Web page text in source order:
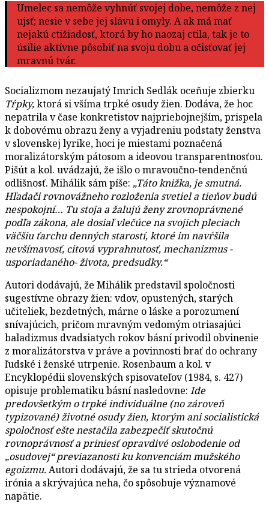
Umelec sa nemôže vyhnúť svojej dobe, nemôže z nej
ujsť; nesie v sebe jej slávu i omyly. A ak má mať
nejakú ctižiadosť, ktorá by ho naozaj ctila, tak je to
úsilie aktívne pôsobiť na svoju dobu a očisťovať jej
mravnú tvár.
Socializmom nezaujatý Imrich Sedlák oceňuje zbierku
Tŕpky,ktorá si všíma trpké osudy žien. Dodáva, že hoc
nepatrila v čase konkretistov najpriebojnejším, prispela
k dobovému obrazu ženy a vyjadreniu podstaty ženstva
v slovenskej lyrike, hoci je miestami poznačená
moralizátorským pátosom a ideovou transparentnosťou.
Pišút a kol. uvádzajú, že išlo o mravoučno-tendenčnú
odlišnosť. Mihálik sám píše: „Táto knižka, je smutná.
Hľadači rovnovážneho rozloženia svetiel a tieňov budú
nespokojní… Tu stoja a žalujú ženy zrovnoprávnené
podľa zákona, ale dosiaľ vlečúce na svojich pleciach
väčšiu ťarchu denných starostí, ktoré im navŕšila
nevšímavosť, citová vyprahnutosť, mechanizmus -
usporiadaného- života, predsudky.“
Autori dodávajú, že Mihálik predstavil spoločnosti
sugestívne obrazy žien: vdov, opustených, starých
učiteliek, bezdetných, márne o láske a porozumení
snívajúcich, pričom mravným vedomým otriasajúci
baladizmus dvadsiatych rokov básní privodil obvinenie
z moralizátorstva v práve a povinnosti brať do ochrany
ľudské i ženské utrpenie. Rosenbaum a kol. v
Encyklopédii slovenských spisovateľov (1984, s. 427)
opisuje problematiku básní nasledovne: Ide
predovšetkým o trpké individuálne (no zároveň
typizované) životné osudy žien, ktorým ani socialistická
spoločnosť ešte nestačila zabezpečiť skutočnú
rovnoprávnosť a priniesť opravdivé oslobodenie od
„osudovej“ previazanosti ku konvenciám mužského
egoizmu.Autori dodávajú, že sa tu strieda otvorená
irónia a skrývajúca neha, čo spôsobuje významové
napätie.